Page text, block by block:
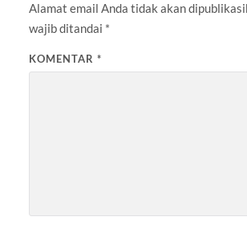
Alamat email Anda tidak akan
wajib ditandai *
KOMENTAR *